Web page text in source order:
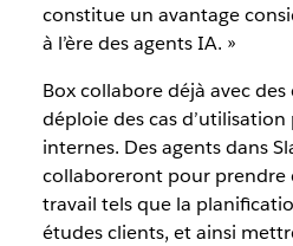
constitue un avantage
à l’ère des agents IA. »
Box collabore déjà avec
déploie des cas
internes. Des agents dans
collaboreront pour prendre
travail tels que la
études clients, et ainsi